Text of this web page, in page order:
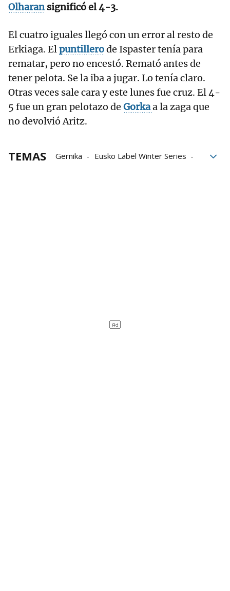
Olharansignificó el 4-3.
El cuatro iguales llegó con un error al resto de
Erkiaga. Elpuntillerode Ispaster tenía para
rematar, pero no encestó. Remató antes de
tener pelota. Se la iba a jugar. Lo tenía claro.
Otras veces sale cara y este lunes fue cruz. El 4-
5 fue un gran pelotazo de Gorkaa la zaga que
no devolvió Aritz.
TEMAS Gernika
Eusko Label Winter Series